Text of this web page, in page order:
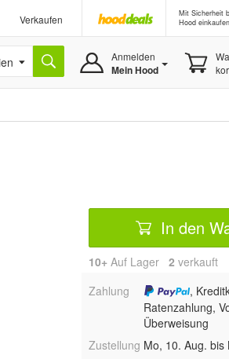
Verkaufen
Mit Sicherheit
Hood einkaufen
Anmelden
Mein Hood
In den
10+ Auf Lager 2 verkauft
Zahlung
,
Ratenzahlung,
Überweisung
Zustellung Mo, 10. Aug. bis